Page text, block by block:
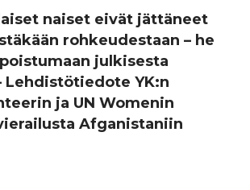
naiset eivät jättäneet
rohkeudestaan – he
julkisesta
Lehdistötiedote YK:n
ja UN Womenin
Afganistaniin